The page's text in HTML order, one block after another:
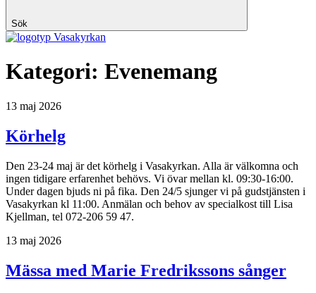
Sök
Vasakyrkan
Kategori: Evenemang
13 maj 2026
Körhelg
Den 23-24 maj är det körhelg i Vasakyrkan. Alla är välkomna och
ingen tidigare erfarenhet behövs. Vi övar mellan kl. 09:30-16:00.
Under dagen bjuds ni på fika. Den 24/5 sjunger vi på gudstjänsten i
Vasakyrkan kl 11:00. Anmälan och behov av specialkost till Lisa
Kjellman, tel 072-206 59 47.
13 maj 2026
Mässa med Marie Fredrikssons sånger